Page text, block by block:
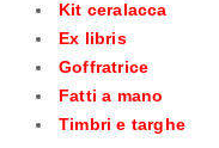
Kit ceralacca
Ex libris
Goffratrice
Fatti a mano
Timbri e targhe